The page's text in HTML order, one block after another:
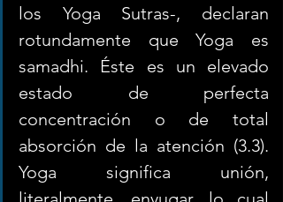
los Yoga Sutras-, declaran
rotundamente que Yoga es
samadhi. Éste es un elevado
estado de perfecta
concentración o de total
absorción de la atención (3.3).
Yoga significa unión,